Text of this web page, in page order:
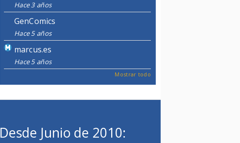
Hace 3 años
GenComics
Hace 5 años
marcus.es
Hace 5 años
Mostrar todo
Desde Junio de 2010: